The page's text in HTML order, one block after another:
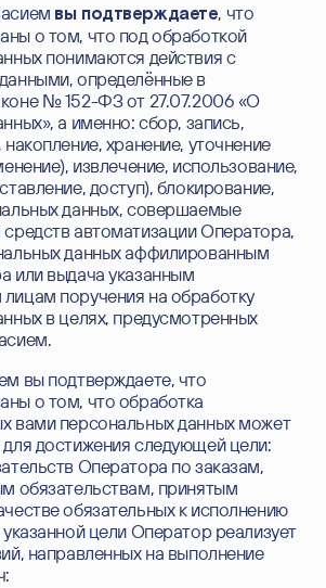
вы подтверждаете, что
о том, что под обработкой
понимаются действия с
определённые в
№ 152-ФЗ от 27.07.2006 «О
а именно: сбор, запись,
хранение, уточнение
извлечение, использование,
доступ), блокирование,
данных, совершаемые
автоматизации Оператора,
данных аффилированным
или выдача указанным
поручения на обработку
в целях, предусмотренных
вы подтверждаете, что
о том, что обработка
вами персональных данных может
достижения следующей цели:
Оператора по заказам,
обязательствам, принятым
обязательных к исполнению
цели Оператор реализует
направленных на выполнение